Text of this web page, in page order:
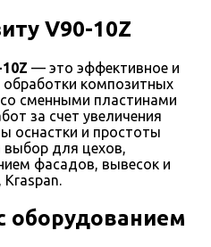
V90-10Z
— это эффективное и
композитных
сменными пластинами
за счет увеличения
оснастки и простоты
для цехов,
фасадов, вывесок и
Kraspan.
оборудованием